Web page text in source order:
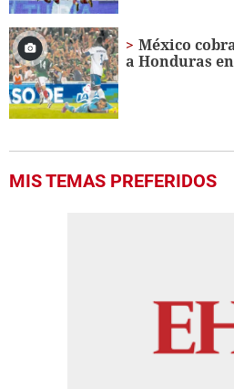
México
a Honduras
MIS TEMAS PREFERIDOS